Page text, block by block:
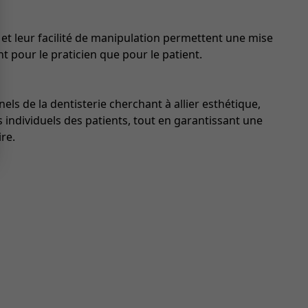
leur facilité de manipulation permettent une mise
pour le praticien que pour le patient.
de la dentisterie cherchant à allier esthétique,
des patients, tout en garantissant une